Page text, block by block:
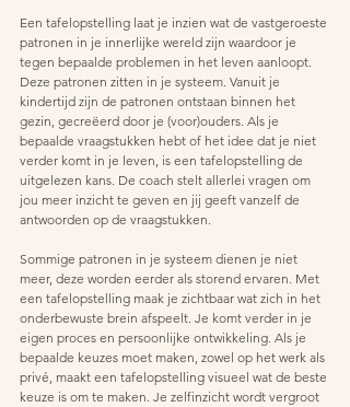
Een tafelopstelling laat je inzien wat de vastgeroeste
patronen in je innerlijke wereld zijn waardoor je
tegen bepaalde problemen in het leven aanloopt.
Deze patronen zitten in je systeem. Vanuit je
kindertijd zijn de patronen ontstaan binnen het
gezin, gecreëerd door je (voor)ouders. Als je
bepaalde vraagstukken hebt of het idee dat je niet
verder komt in je leven, is een tafelopstelling de
uitgelezen kans. De coach stelt allerlei vragen om
jou meer inzicht te geven en jij geeft vanzelf de
antwoorden op de vraagstukken.
Sommige patronen in je systeem dienen je niet
meer, deze worden eerder als storend ervaren. Met
een tafelopstelling maak je zichtbaar wat zich in het
onderbewuste brein afspeelt. Je komt verder in je
eigen proces en persoonlijke ontwikkeling. Als je
bepaalde keuzes moet maken, zowel op het werk als
privé, maakt een tafelopstelling visueel wat de beste
keuze is om te maken. Je zelfinzicht wordt vergroot